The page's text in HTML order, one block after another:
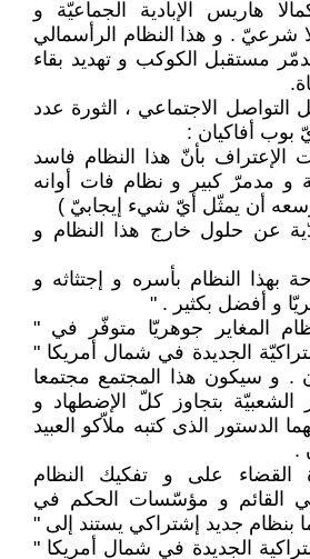
هاريس الإبادية الجماعيّة و
شرعيّ . و هذا النظام الرأسمالي
مستقبل الكوكب و تهديد بقاء
الاجتماعي ، الثورة عدد
بأنّ هذا النظام فاسد
و مدمرّ كبير و نظام فات أوانه
أن يمثّل أيّ شيء إيجابيّ )
عن حلول خارج هذا النظام و
بهذا النظام بأسره و إجتثاثه و
و أفضل بكثير . "
المغاير جوهريّا متوفّر في "
الجديدة في شمال أمريكا "
. و سيكون هذا المجتمع مجتمعا
الشعبيّة بتجاوز كلّ الإضطهاد و
الدستور الذى كتبه ملاّكو العبيد
.
على و تفكيك النظام
القائم و مؤسّسات الحكم في
بنظام جديد إشتراكي يستند إلى "
الجديدة في شمال أمريكا "